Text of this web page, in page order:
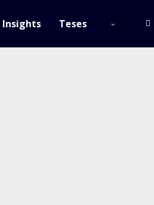
Insights Teses